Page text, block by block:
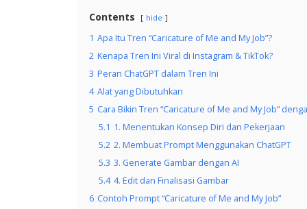
Contents hide
1 Apa Itu Tren “Caricature of Me and My Job”?
2 Kenapa Tren Ini Viral di Instagram & TikTok?
3 Peran ChatGPT dalam Tren Ini
4 Alat yang Dibutuhkan
5 Cara Bikin Tren “Caricature of Me and My Job”
5.1 1. Menentukan Konsep Diri dan Pekerjaan
5.2 2. Membuat Prompt Menggunakan ChatGPT
5.3 3. Generate Gambar dengan AI
5.4 4. Edit dan Finalisasi Gambar
6 Contoh Prompt “Caricature of Me and My Job”